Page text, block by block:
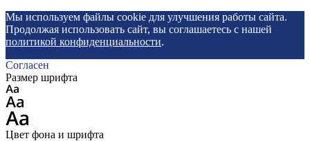
Мы используем файлы cookie для улучшения работы сайта.
Продолжая использовать сайт, вы соглашаетесь с нашей
политикой конфиденциальности.
Согласен
Размер шрифта
Цвет фона и шрифта